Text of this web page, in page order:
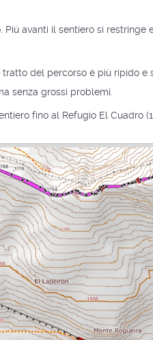
avanti il ​​sentiero si restringe
del percorso è più ripido e
senza grossi problemi.
fino al Refugio El Cuadro